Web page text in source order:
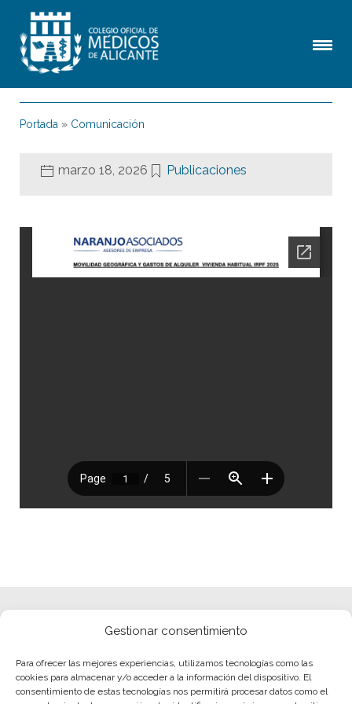
Gestionar consentimiento
Para ofrecer las mejores experiencias, utilizamos tecnologías como las
cookies para almacenar y/o acceder a la información del dispositivo. El
consentimiento de estas tecnologías nos permitirá procesar datos como el
Portada » Comunicación
marzo 18, 2026 Publicaciones